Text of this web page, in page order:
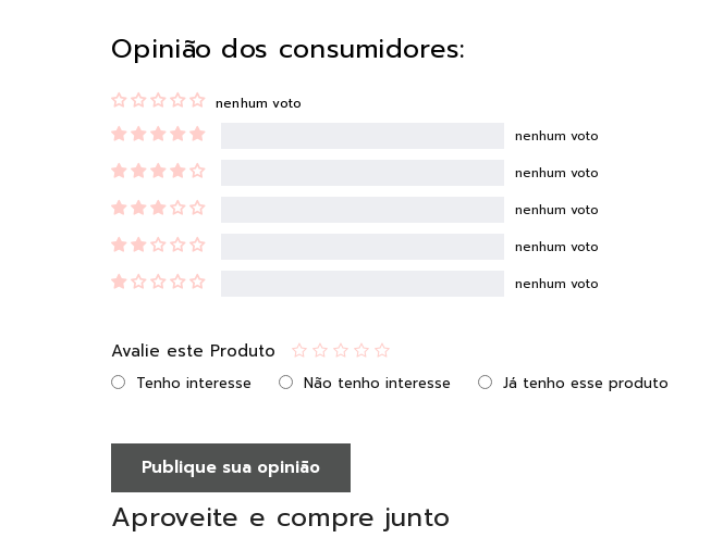
Opinião dos consumidores:
nenhum voto
nenhum voto
nenhum voto
nenhum voto
nenhum voto
nenhum voto
Avalie este Produto
Tenho interesse Não tenho interesse Já tenho esse produto
Publique sua opinião
Aproveite e compre junto